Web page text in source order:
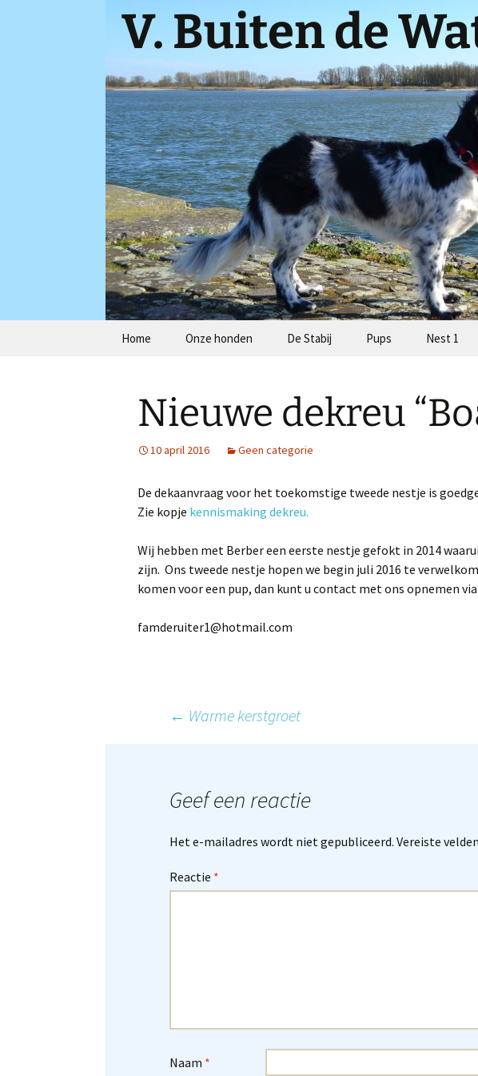
V. Buiten de
Home Onze honden De Stabij Pups Nest 1
Nieuwe dekreu
10 april 2016 Geen categorie
De dekaanvraag voor het toekomstige tweede nestje is
Zie kopje kennismaking dekreu.
Wij hebben met Berber een eerste nestje gefokt in 2014
zijn. Ons tweede nestje hopen we begin juli 2016 te
komen voor een pup, dan kunt u contact met ons opnemen
famderuiter1@hotmail.com
Berichtnavigatie
← Warme kerstgroet
Geef een reactie
Het e-mailadres wordt niet gepubliceerd. Vereiste
Reactie *
Naam *